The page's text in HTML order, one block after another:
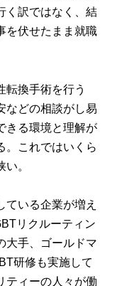
く訳ではなく、結
を伏せたまま就職
転換手術を行う
などの相談がし易
きる環境と理解が
。これではいくら
。
ている企業が増え
リクルーティン
大手、ゴールドマ
研修も実施して
ティーの人々が働